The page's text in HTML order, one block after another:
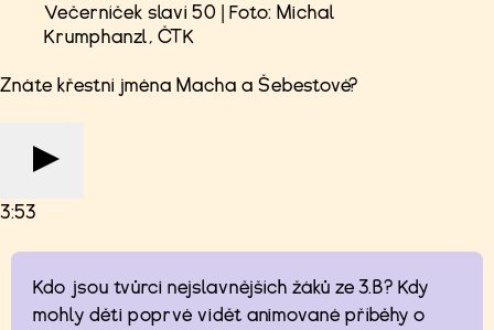
Večerníček slaví 50 | Foto: Michal
Krumphanzl, ČTK
Znáte křestní jména Macha a Šebestové?
3:53
Kdo jsou tvůrci nejslavnějších žáků ze 3.B? Kdy
mohly děti poprvé vidět animované příběhy o